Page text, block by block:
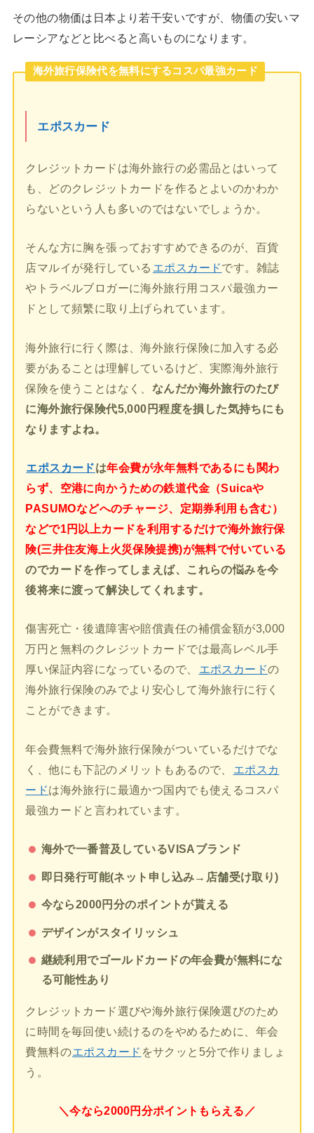
その他の物価は日本より若干安いですが、物価の安いマ
レーシアなどと比べると高いものになります。
海外旅行保険代を無料にするコスパ最強カード
エポスカード
クレジットカードは海外旅行の必需品とはいって
も、どのクレジットカードを作るとよいのかわか
らないという人も多いのではないでしょうか。
そんな方に胸を張っておすすめできるのが、百貨
店マルイが発行している エポスカードです。雑誌
やトラベルブロガーに海外旅行用コスパ最強カー
ドとして頻繁に取り上げられています。
海外旅行に行く際は、海外旅行保険に加入する必
要があることは理解しているけど、実際海外旅行
保険を使うことはなく、 なんだか海外旅行のたび
に海外旅行保険代5,000円程度を損した気持ちにも
なりますよね。
エポスカードは年会費が永年無料であるにも関わ
らず、空港に向かうための鉄道代金（Suicaや
PASUMOなどへのチャージ、定期券利用も含む）
などで1円以上カードを利用するだけで海外旅行保
険(三井住友海上火災保険提携)が無料で付いている
のでカードを作ってしまえば、これらの悩みを今
後将来に渡って解決してくれます。
傷害死亡・後遺障害や賠償責任の補償金額が3,000
万円と無料のクレジットカードでは最高レベル手
厚い保証内容になっているので、
エポスカードの
海外旅行保険のみでより安心して海外旅行に行く
ことができます。
年会費無料で海外旅行保険がついているだけでな
く、他にも下記のメリットもあるので、
エポスカ
ードは海外旅行に最適かつ国内でも使えるコスパ
最強カードと言われています。
海外で一番普及しているVISAブランド
即日発行可能(ネット申し込み→店舗受け取り)
今なら2000円分のポイントが貰える
デザインがスタイリッシュ
継続利用でゴールドカードの年会費が無料にな
る可能性あり
クレジットカード選びや海外旅行保険選びのため
に時間を毎回使い続けるのをやめるために、年会
費無料のエポスカード をサクッと5分で作りましょ
う。
＼今なら2000円分ポイントもらえる／